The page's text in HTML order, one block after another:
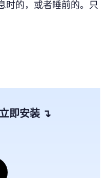
时的，或者睡前的。只
即安装 ↴